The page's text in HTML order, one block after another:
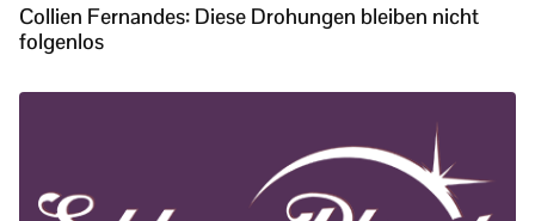
Collien Fernandes: Diese Drohungen bleiben nicht
folgenlos